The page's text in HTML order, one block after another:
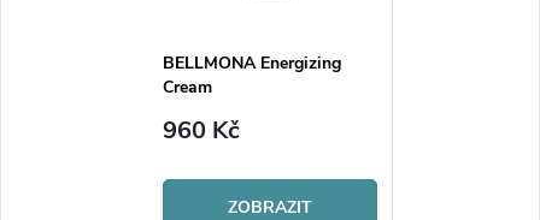
BELLMONA Energizing
Cream
960 Kč
ZOBRAZIT